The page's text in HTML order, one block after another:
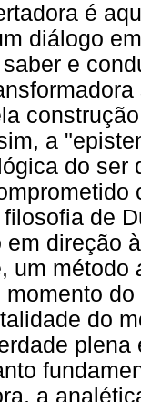
é
diálogo
e
a
do ser
de
direção
um método
do
a